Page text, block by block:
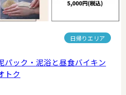
日帰りエリア
パック・泥浴と昼食バイキン
トク